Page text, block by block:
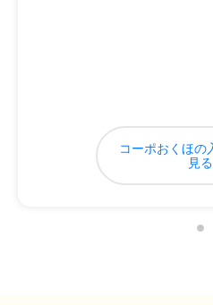
コーポおくほの
見る